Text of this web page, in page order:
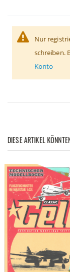
Nur
schreiben.
Konto
DIESE ARTIKEL